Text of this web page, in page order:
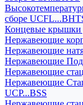
сборе
Концевые крышки
Нержавеющие
Нержавеющие
Нержавеющие
Нержавеющие
Нержавеющие
UCP...BSS